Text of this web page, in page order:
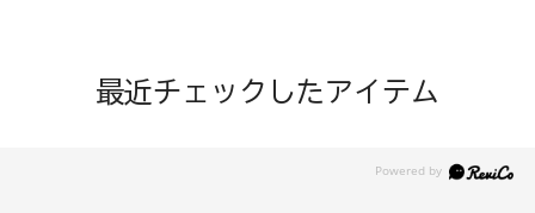
最近チェックしたアイテム